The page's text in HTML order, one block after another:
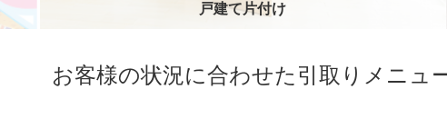
戸建て片付け
お客様の状況に合わせた 引取りメニュ